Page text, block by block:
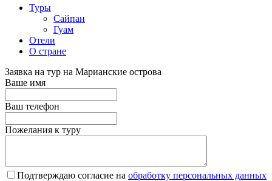
Туры
Сайпан
Гуам
Отели
О стране
Заявка на тур на Марианские острова
Ваше имя
Ваш телефон
Пожелания к туру
Подтверждаю согласие на обработку персональных данных